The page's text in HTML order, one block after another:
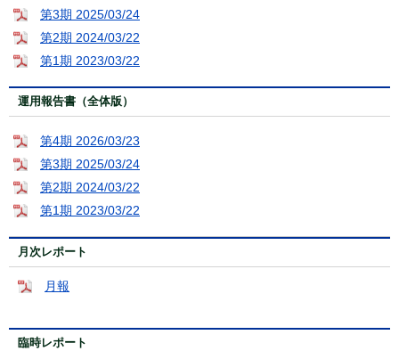
第3期 2025/03/24
第2期 2024/03/22
第1期 2023/03/22
運用報告書（全体版）
第4期 2026/03/23
第3期 2025/03/24
第2期 2024/03/22
第1期 2023/03/22
月次レポート
月報
臨時レポート